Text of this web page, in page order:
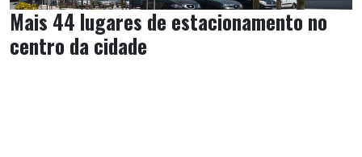
Mais 44 lugares de estacionamento no
centro da cidade